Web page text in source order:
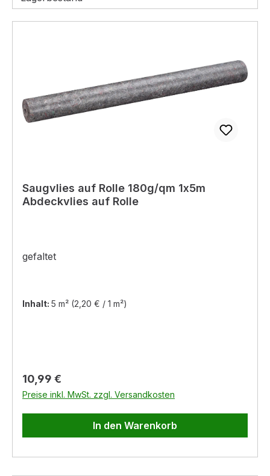
Saugvlies auf Rolle 180g/qm 1x5m
Abdeckvlies auf Rolle
gefaltet
Inhalt: 5 m² (2,20 € / 1 m²)
Regulärer Preis:
10,99 €
Preise inkl. MwSt. zzgl. Versandkosten
In den Warenkorb